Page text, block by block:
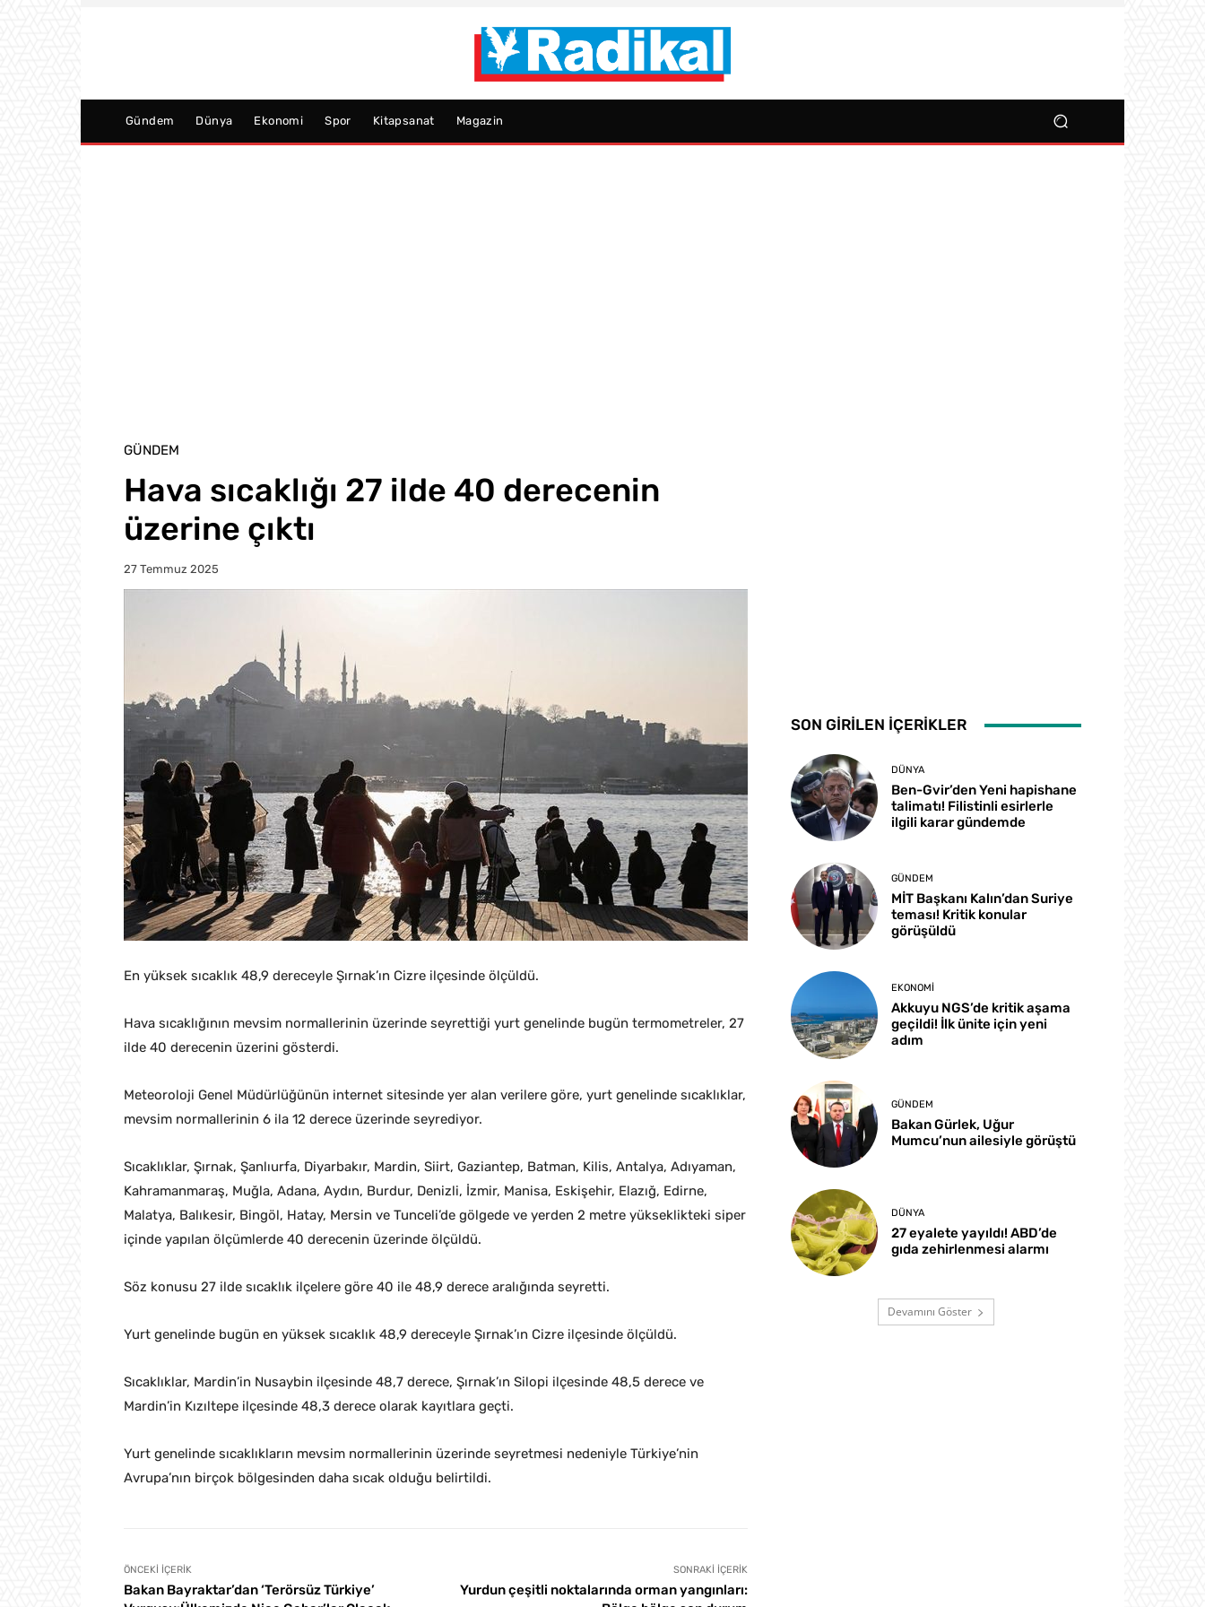
Gündem Dünya Ekonomi Spor Kitapsanat Magazin
GÜNDEM
Hava sıcaklığı 27 ilde 40 derecenin
üzerine çıktı
27 Temmuz 2025
En yüksek sıcaklık 48,9 dereceyle Şırnak’ın Cizre ilçesinde ölçüldü.
Hava sıcaklığının mevsim normallerinin üzerinde seyrettiği yurt genelinde bugün termometreler, 27
ilde 40 derecenin üzerini gösterdi.
Meteoroloji Genel Müdürlüğünün internet sitesinde yer alan verilere göre, yurt genelinde sıcaklıklar,
mevsim normallerinin 6 ila 12 derece üzerinde seyrediyor.
Sıcaklıklar, Şırnak, Şanlıurfa, Diyarbakır, Mardin, Siirt, Gaziantep, Batman, Kilis, Antalya, Adıyaman,
Kahramanmaraş, Muğla, Adana, Aydın, Burdur, Denizli, İzmir, Manisa, Eskişehir, Elazığ, Edirne,
Malatya, Balıkesir, Bingöl, Hatay, Mersin ve Tunceli’de gölgede ve yerden 2 metre yükseklikteki siper
içinde yapılan ölçümlerde 40 derecenin üzerinde ölçüldü.
Söz konusu 27 ilde sıcaklık ilçelere göre 40 ile 48,9 derece aralığında seyretti.
Yurt genelinde bugün en yüksek sıcaklık 48,9 dereceyle Şırnak’ın Cizre ilçesinde ölçüldü.
Sıcaklıklar, Mardin’in Nusaybin ilçesinde 48,7 derece, Şırnak’ın Silopi ilçesinde 48,5 derece ve
Mardin’in Kızıltepe ilçesinde 48,3 derece olarak kayıtlara geçti.
Yurt genelinde sıcaklıkların mevsim normallerinin üzerinde seyretmesi nedeniyle Türkiye’nin
Avrupa’nın birçok bölgesinden daha sıcak olduğu belirtildi.
ÖNCEKI İÇERIK
Bakan Bayraktar’dan ‘Terörsüz Türkiye’
SONRAKI İÇERIK
Yurdun çeşitli noktalarında orman yangınları:
SON GİRİLEN İÇERİKLER
DÜNYA
Ben-Gvir’den Yeni hapishane
talimatı! Filistinli esirlerle
ilgili karar gündemde
GÜNDEM
MİT Başkanı Kalın’dan Suriye
teması! Kritik konular
görüşüldü
EKONOMI
Akkuyu NGS’de kritik aşama
geçildi! İlk ünite için yeni
adım
GÜNDEM
Bakan Gürlek, Uğur
Mumcu’nun ailesiyle görüştü
DÜNYA
27 eyalete yayıldı! ABD’de
gıda zehirlenmesi alarmı
Devamını Göster